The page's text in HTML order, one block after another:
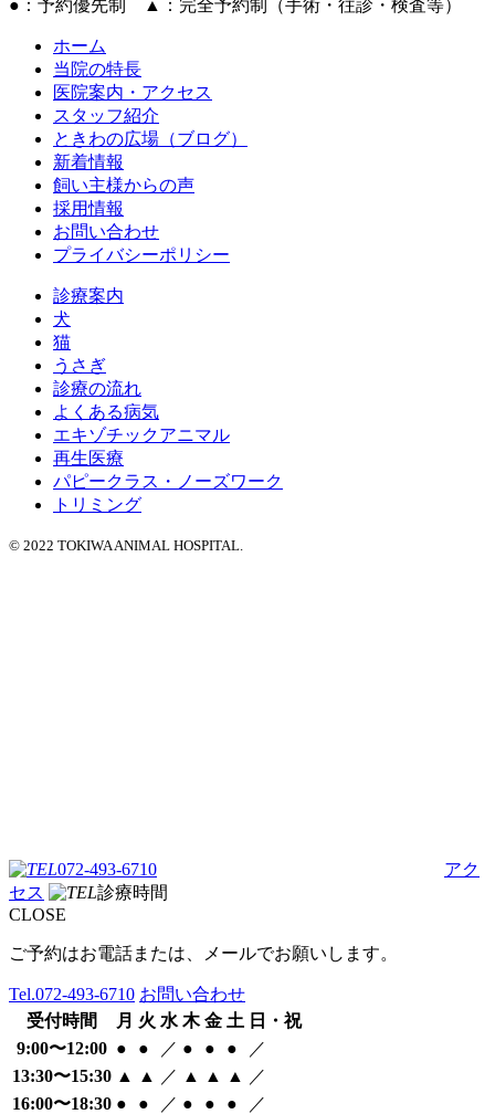
●：予約優先制 ▲：完全予約制（手術・往診・検査等）
ホーム
当院の特長
医院案内・アクセス
スタッフ紹介
ときわの広場（ブログ）
新着情報
飼い主様からの声
採用情報
お問い合わせ
プライバシーポリシー
診療案内
犬
猫
うさぎ
診療の流れ
よくある病気
エキゾチックアニマル
再生医療
パピークラス・ノーズワーク
トリミング
© 2022 TOKIWA ANIMAL HOSPITAL.
072-493-6710
アク
セス
診療時間
CLOSE
ご予約はお電話または、メールでお願いします。
Tel.072-493-6710 お問い合わせ
受付時間
月 火 水 木 金 土 日・祝
9:00〜12:00 ● ● ／ ● ● ●
／
13:30〜15:30 ▲ ▲ ／ ▲ ▲ ▲
／
16:00〜18:30 ● ● ／ ● ● ● ／